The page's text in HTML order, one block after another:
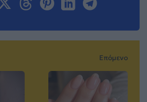
Επόμενο